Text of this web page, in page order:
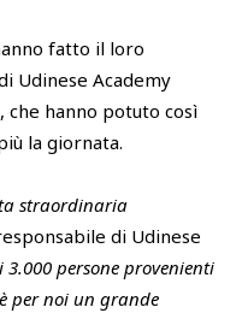
fatto il loro
Udinese Academy
che hanno potuto così
la giornata.
straordinaria
di Udinese
3.000 persone provenienti
per noi un grande